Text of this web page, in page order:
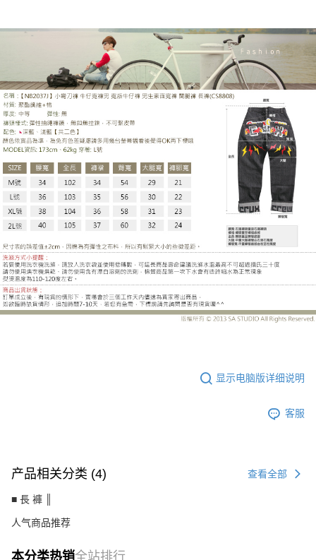
显示电脑版详细说明
客服
产品相关分类 (4) 查看全部
■ 長 褲 ║
人气商品推荐
本分类热销全站排行